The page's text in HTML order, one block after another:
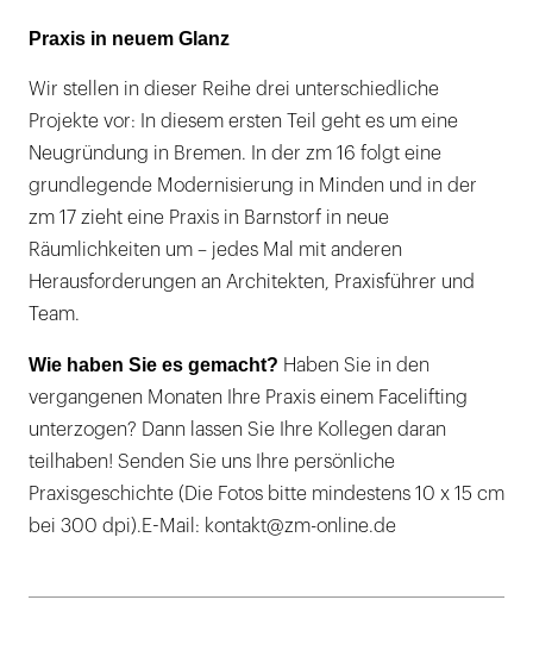
Praxis in neuem Glanz
Wir stellen in dieser Reihe drei unterschiedliche
Projekte vor: In diesem ersten Teil geht es um eine
Neugründung in Bremen. In der zm 16 folgt eine
grundlegende Modernisierung in Minden und in der
zm 17 zieht eine Praxis in Barnstorf in neue
Räumlichkeiten um – jedes Mal mit anderen
Herausforderungen an Architekten, Praxisführer und
Team.
Wie haben Sie es gemacht? Haben Sie in den
vergangenen Monaten Ihre Praxis einem Facelifting
unterzogen? Dann lassen Sie Ihre Kollegen daran
teilhaben! Senden Sie uns Ihre persönliche
Praxisgeschichte (Die Fotos bitte mindestens 10 x 15 cm
bei 300 dpi).E-Mail: kontakt@zm-online.de